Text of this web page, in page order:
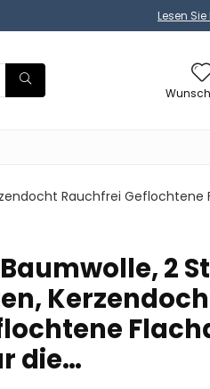
Lesen
Rauchfrei Geflochtene
2
die…